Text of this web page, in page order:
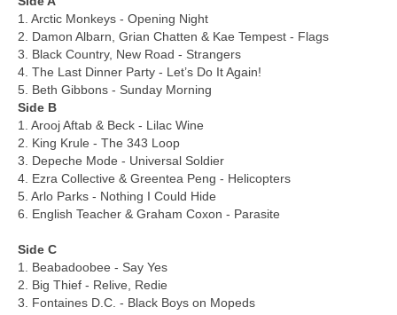
1. Arctic Monkeys - Opening Night
2. Damon Albarn, Grian Chatten & Kae Tempest - Flags
3. Black Country, New Road - Strangers
4. The Last Dinner Party - Let’s Do It Again!
5. Beth Gibbons - Sunday Morning
Side B
1. Arooj Aftab & Beck - Lilac Wine
2. King Krule - The 343 Loop
3. Depeche Mode - Universal Soldier
4. Ezra Collective & Greentea Peng - Helicopters
5. Arlo Parks - Nothing I Could Hide
6. English Teacher & Graham Coxon - Parasite
Side C
1. Beabadoobee - Say Yes
2. Big Thief - Relive, Redie
3. Fontaines D.C. - Black Boys on Mopeds